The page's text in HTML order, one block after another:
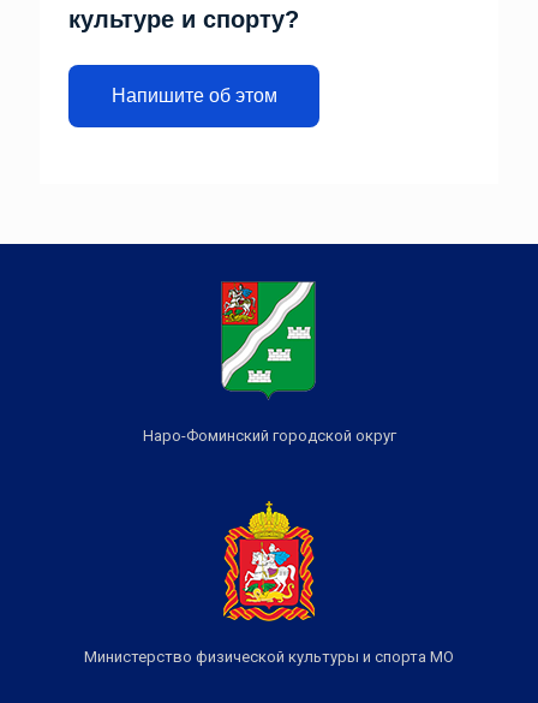
культуре и спорту?
Напишите об этом
Наро-Фоминский городской округ
Министерство физической культуры и спорта МО